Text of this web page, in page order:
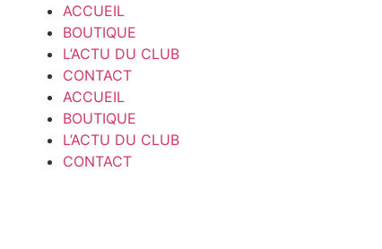
ACCUEIL
BOUTIQUE
L’ACTU DU CLUB
CONTACT
ACCUEIL
BOUTIQUE
L’ACTU DU CLUB
CONTACT